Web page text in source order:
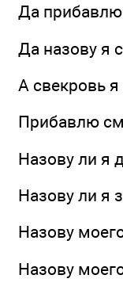
Да
Да назову я
А свекровь
Прибавлю
Назову ли я
Назову ли я
Назову
Назову